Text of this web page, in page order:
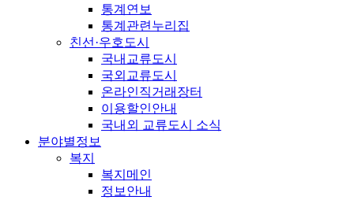
통계연보
통계관련누리집
친선·우호도시
국내교류도시
국외교류도시
온라인직거래장터
이용할인안내
국내외 교류도시 소식
분야별정보
복지
복지메인
정보안내